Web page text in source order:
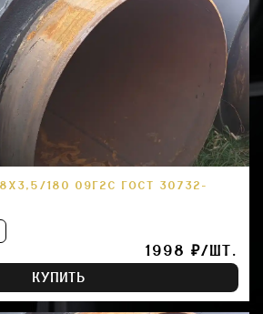
180 09Г2С ГОСТ 30732-
1998 ₽/ШТ.
КУПИТЬ